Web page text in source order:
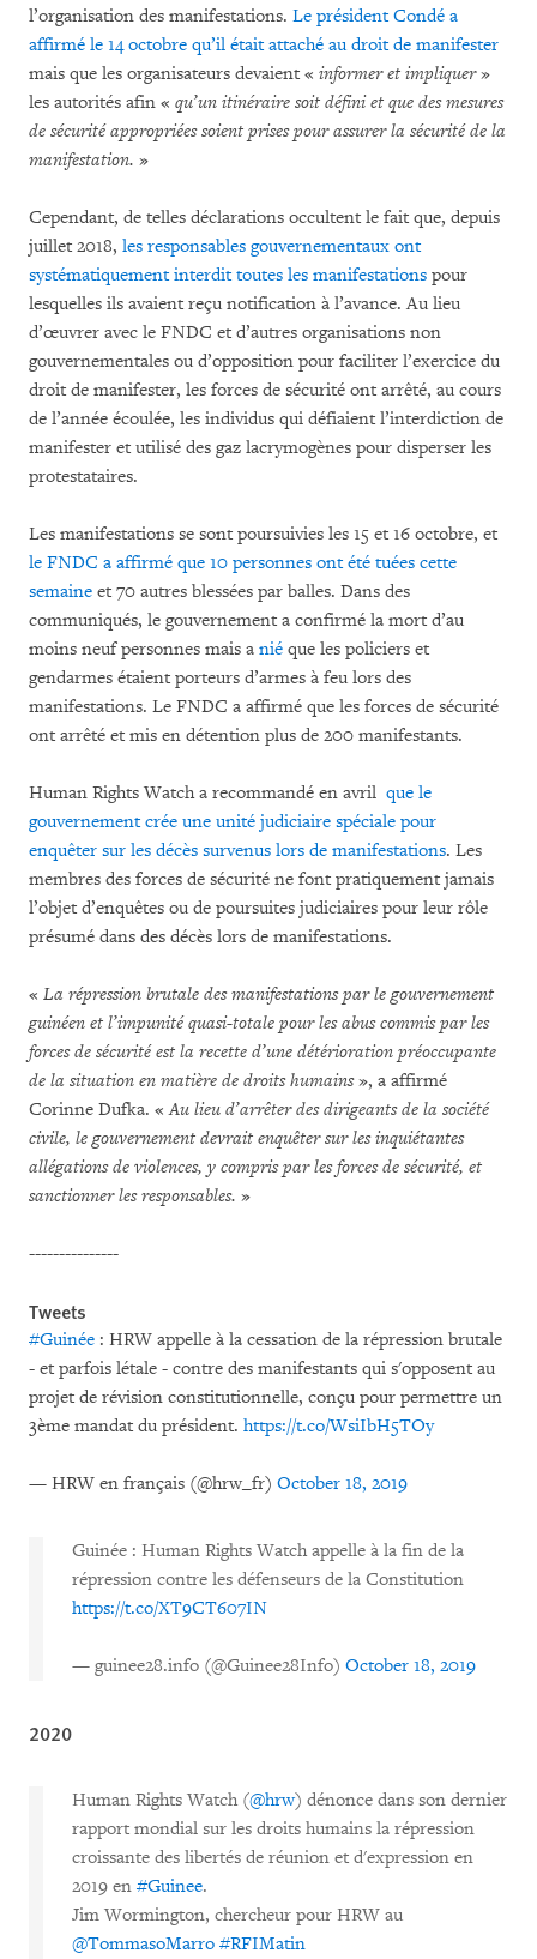
l’organisation des manifestations. Le président Condé a
affirmé le 14 octobre qu’il était attaché au droit de manifester
mais que les organisateurs devaient « informer et impliquer»
les autorités afin « qu’un itinéraire soit défini et que des mesures
de sécurité appropriées soient prises pour assurer la sécurité de la
manifestation. »
Cependant, de telles déclarations occultent le fait que, depuis
juillet 2018, les responsables gouvernementaux ont
systématiquement interdit toutes les manifestations pour
lesquelles ils avaient reçu notification à l’avance. Au lieu
d’œuvrer avec le FNDC et d’autres organisations non
gouvernementales ou d’opposition pour faciliter l’exercice du
droit de manifester, les forces de sécurité ont arrêté, au cours
de l’année écoulée, les individus qui défiaient l’interdiction de
manifester et utilisé des gaz lacrymogènes pour disperser les
protestataires.
Les manifestations se sont poursuivies les 15 et 16 octobre, et
le FNDC a affirmé que 10 personnes ont été tuées cette
semaine et 70 autres blessées par balles. Dans des
communiqués, le gouvernement a confirmé la mort d’au
moins neuf personnes mais a nié que les policiers et
gendarmes étaient porteurs d’armes à feu lors des
manifestations. Le FNDC a affirmé que les forces de sécurité
ont arrêté et mis en détention plus de 200 manifestants.
Human Rights Watch a recommandé en avril que le
gouvernement crée une unité judiciaire spéciale pour
enquêter sur les décès survenus lors de manifestations. Les
membres des forces de sécurité ne font pratiquement jamais
l’objet d’enquêtes ou de poursuites judiciaires pour leur rôle
présumé dans des décès lors de manifestations.
« La répression brutale des manifestations par le gouvernement
guinéen et l’impunité quasi-totale pour les abus commis par les
forces de sécurité est la recette d’une détérioration préoccupante
de la situation en matière de droits humains», a affirmé
Corinne Dufka. « Au lieu d’arrêter des dirigeants de la société
civile, le gouvernement devrait enquêter sur les inquiétantes
allégations de violences, y compris par les forces de sécurité, et
sanctionner les responsables. »
---------------
Tweets
#Guinée : HRW appelle à la cessation de la répression brutale
- et parfois létale - contre des manifestants qui s'opposent au
projet de révision constitutionnelle, conçu pour permettre un
3ème mandat du président. https://t.co/WsiIbH5TOy
— HRW en français (@hrw_fr) October 18, 2019
Guinée : Human Rights Watch appelle à la fin de la
répression contre les défenseurs de la Constitution
https://t.co/XT9CT607IN
— guinee28.info (@Guinee28Info) October 18, 2019
2020
Human Rights Watch (@hrw) dénonce dans son dernier
rapport mondial sur les droits humains la répression
croissante des libertés de réunion et d'expression en
2019 en #Guinee.
Jim Wormington, chercheur pour HRW au
@TommasoMarro #RFIMatin